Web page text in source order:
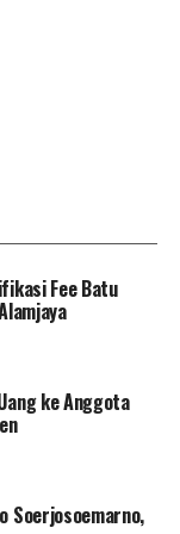
pun
memang benar
diubah,”
cerita itu
yang
menghubungi
diminta Azis
Fee Batu
ke Anggota
Soerjosoemarno,